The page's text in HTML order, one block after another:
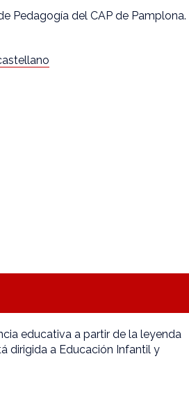
Pedagogía del CAP de Pamplona.
educativa a partir de la leyenda
dirigida a Educación Infantil y